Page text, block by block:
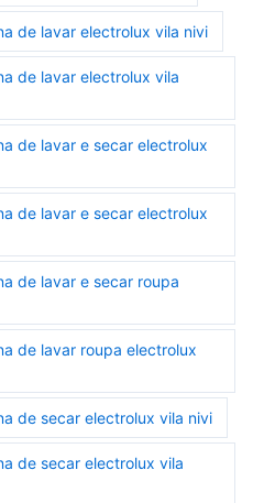
de lavar electrolux vila nivi
de lavar electrolux vila
de lavar e secar electrolux
de lavar e secar electrolux
de lavar e secar roupa
de lavar roupa electrolux
de secar electrolux vila nivi
de secar electrolux vila